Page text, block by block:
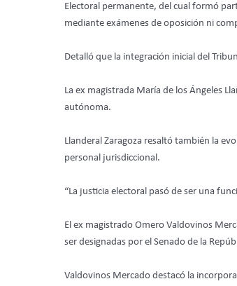
Electoral permanente, del cual formó
mediante exámenes de oposición ni
Detalló que la integración inicial del
La ex magistrada María de los Ángeles
autónoma.
Llanderal Zaragoza resaltó también la
personal jurisdiccional.
“La justicia electoral pasó de ser una
El ex magistrado Omero Valdovinos
ser designadas por el Senado de la
Valdovinos Mercado destacó la